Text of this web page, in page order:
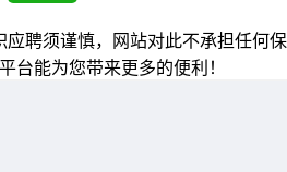
聘须谨慎，网站对此不承担任何保
台能为您带来更多的便利！